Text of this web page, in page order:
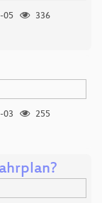
05
336
03
255